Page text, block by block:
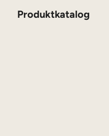
Produktkatalog